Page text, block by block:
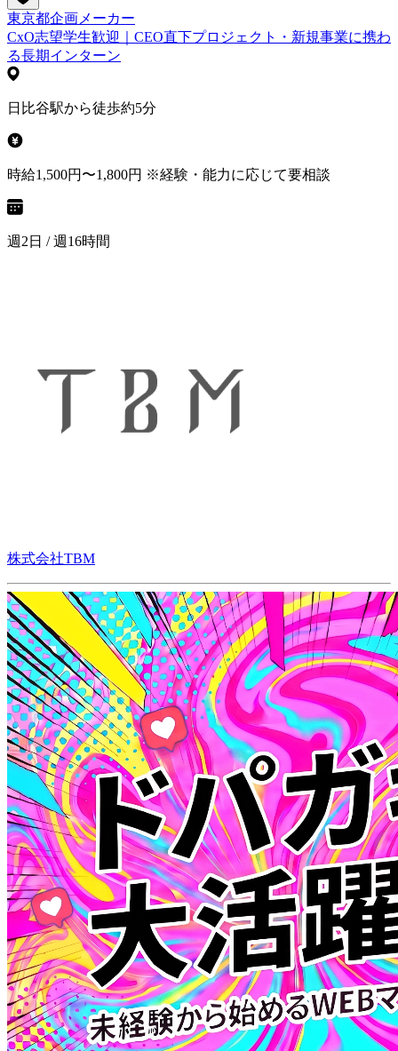
東京都企画 メーカー
CxO志望学生歓迎｜CEO直下プロジェクト・新規事業に携わ
る長期インターン
日比谷駅から徒歩約5分
時給1,500円〜1,800円 ※経験・能力に応じて要相談
週2日 / 週16時間
株式会社TBM